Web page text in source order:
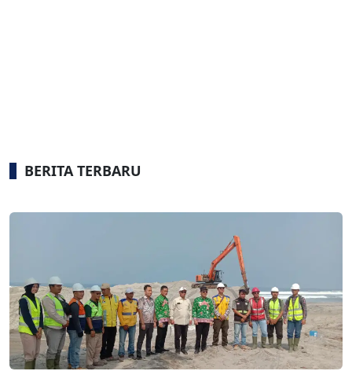
BERITA TERBARU